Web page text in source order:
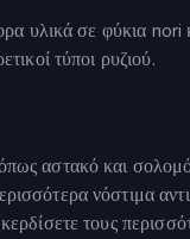
υλικά σε φύκια
τύποι ρυζιού.
αστακό και
νόστιμα
τους